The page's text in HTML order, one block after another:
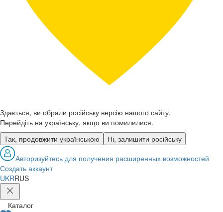
Здається, ви обрали російську версію нашого сайту.
Перейдіть на українську, якщо ви помилилися.
Так, продовжити українською
Ні, залишити російську
Авторизуйтесь для получения расширенных возможностей
Создать аккаунт
UKRRUS
Каталог